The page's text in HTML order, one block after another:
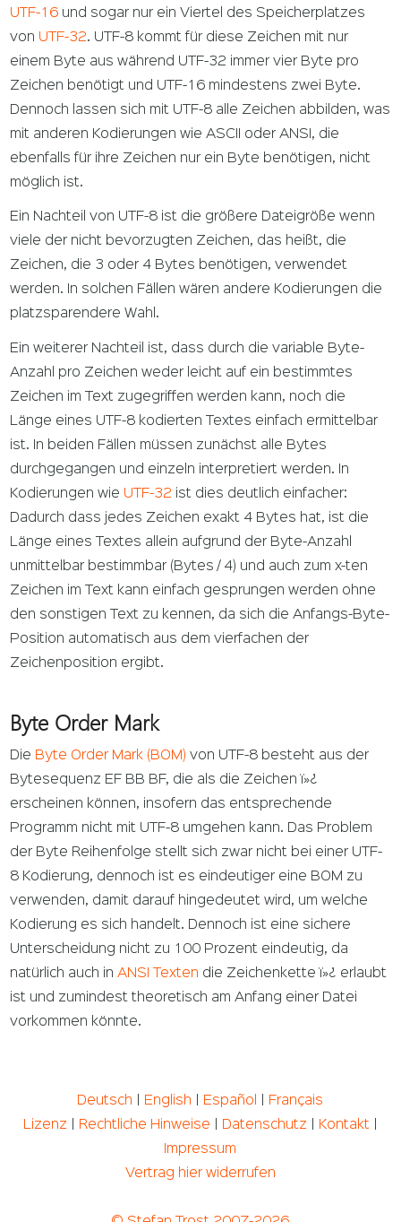
UTF-16 und sogar nur ein Viertel des Speicherplatzes
von UTF-32. UTF-8 kommt für diese Zeichen mit nur
einem Byte aus während UTF-32 immer vier Byte pro
Zeichen benötigt und UTF-16 mindestens zwei Byte.
Dennoch lassen sich mit UTF-8 alle Zeichen abbilden, was
mit anderen Kodierungen wie ASCII oder ANSI, die
ebenfalls für ihre Zeichen nur ein Byte benötigen, nicht
möglich ist.
Ein Nachteil von UTF-8 ist die größere Dateigröße wenn
viele der nicht bevorzugten Zeichen, das heißt, die
Zeichen, die 3 oder 4 Bytes benötigen, verwendet
werden. In solchen Fällen wären andere Kodierungen die
platzsparendere Wahl.
Ein weiterer Nachteil ist, dass durch die variable Byte-
Anzahl pro Zeichen weder leicht auf ein bestimmtes
Zeichen im Text zugegriffen werden kann, noch die
Länge eines UTF-8 kodierten Textes einfach ermittelbar
ist. In beiden Fällen müssen zunächst alle Bytes
durchgegangen und einzeln interpretiert werden. In
Kodierungen wie UTF-32 ist dies deutlich einfacher:
Dadurch dass jedes Zeichen exakt 4 Bytes hat, ist die
Länge eines Textes allein aufgrund der Byte-Anzahl
unmittelbar bestimmbar (Bytes / 4) und auch zum x-ten
Zeichen im Text kann einfach gesprungen werden ohne
den sonstigen Text zu kennen, da sich die Anfangs-Byte-
Position automatisch aus dem vierfachen der
Zeichenposition ergibt.
Byte Order Mark
Die Byte Order Mark (BOM) von UTF-8 besteht aus der
Bytesequenz EF BB BF, die als die Zeichen ï»¿
erscheinen können, insofern das entsprechende
Programm nicht mit UTF-8 umgehen kann. Das Problem
der Byte Reihenfolge stellt sich zwar nicht bei einer UTF-
8 Kodierung, dennoch ist es eindeutiger eine BOM zu
verwenden, damit darauf hingedeutet wird, um welche
Kodierung es sich handelt. Dennoch ist eine sichere
Unterscheidung nicht zu 100 Prozent eindeutig, da
natürlich auch inANSI Texten die Zeichenkette ï»¿ erlaubt
ist und zumindest theoretisch am Anfang einer Datei
vorkommen könnte.
Deutsch English Español
Français
Lizenz
Rechtliche Hinweise Datenschutz Kontakt|
Impressum
Vertrag hier widerrufen